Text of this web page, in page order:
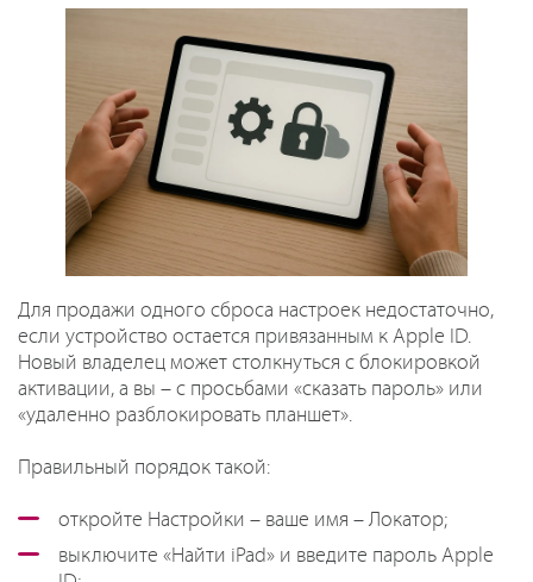
Для продажи одного сброса настроек недостаточно,
если устройство остается привязанным к Apple ID.
Новый владелец может столкнуться с блокировкой
активации, а вы – с просьбами «сказать пароль» или
«удаленно разблокировать планшет».
Правильный порядок такой:
откройте Настройки – ваше имя – Локатор;
выключите «Найти iPad» и введите пароль Apple